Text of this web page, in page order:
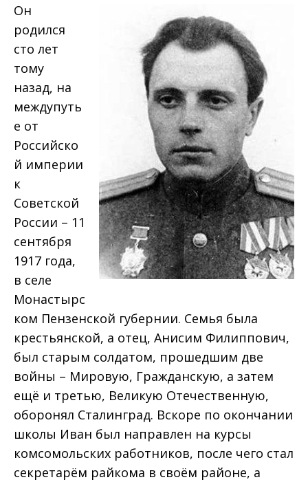
Он
родился
сто лет
тому
назад, на
междупуть
е от
Российско
й империи
к
Советской
России – 11
сентября
1917 года,
в селе
Монастырс
ком Пензенской губернии. Семья была
крестьянской, а отец, Анисим Филиппович,
был старым солдатом, прошедшим две
войны – Мировую, Гражданскую, а затем
ещё и третью, Великую Отечественную,
оборонял Сталинград. Вскоре по окончании
школы Иван был направлен на курсы
комсомольских работников, после чего стал
секретарём райкома в своём районе, а